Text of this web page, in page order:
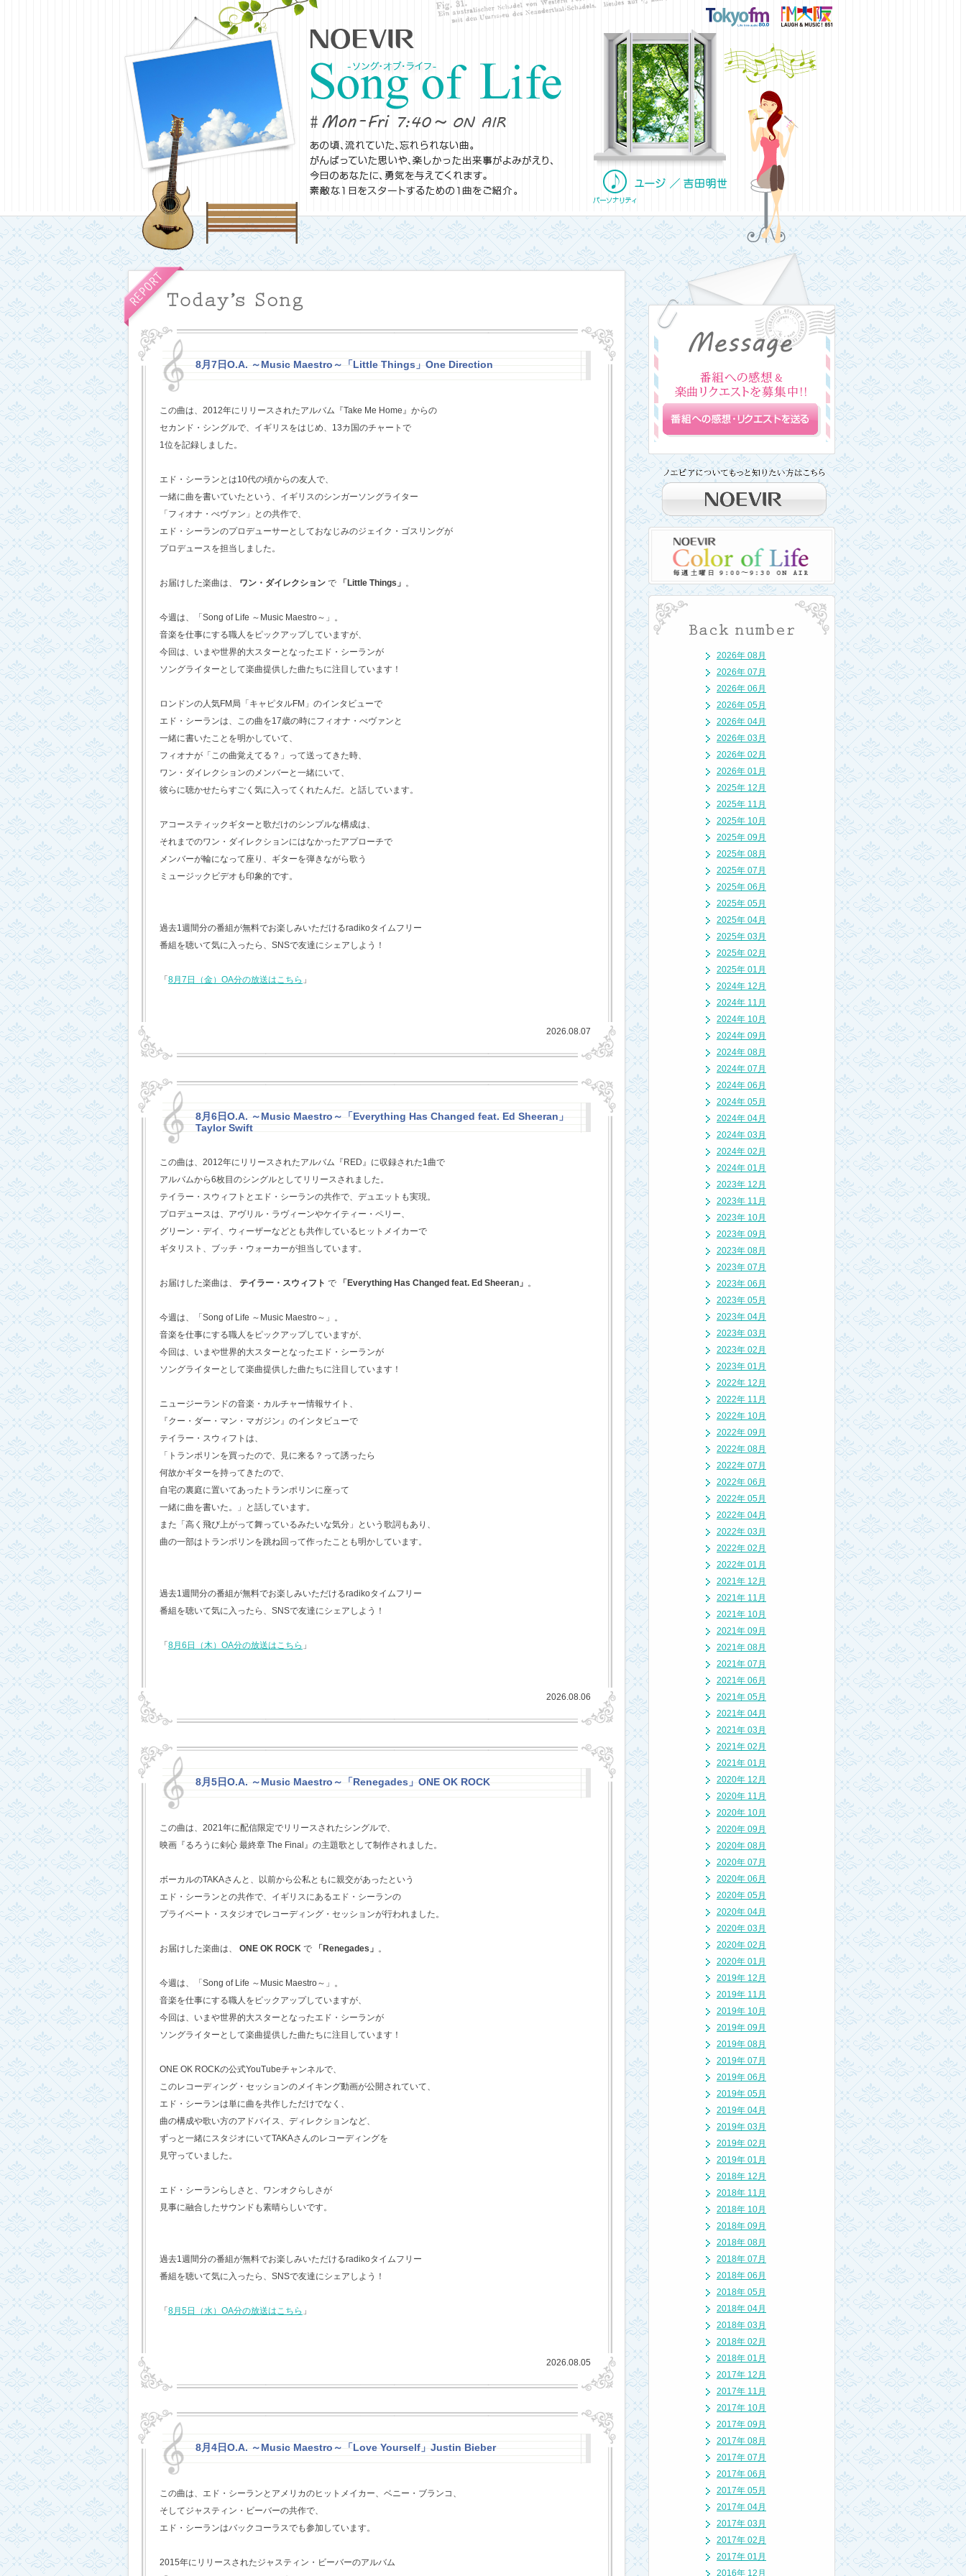
8月7日O.A. ～Music Maestro～「Little Things」One Direction
この曲は、2012年にリリースされたアルバム『Take Me Home』からの
セカンド・シングルで、イギリスをはじめ、13カ国のチャートで
1位を記録しました。
エド・シーランとは10代の頃からの友人で、
一緒に曲を書いていたという、イギリスのシンガーソングライター
「フィオナ・べヴァン」との共作で、
エド・シーランのプロデューサーとしておなじみのジェイク・ゴスリングが
プロデュースを担当しました。
お届けした楽曲は、 ワン・ダイレクション で 「Little Things」 。
今週は、「Song of Life ～Music Maestro～」。
音楽を仕事にする職人をピックアップしていますが、
今回は、いまや世界的大スターとなったエド・シーランが
ソングライターとして楽曲提供した曲たちに注目しています！
ロンドンの人気FM局「キャピタルFM」のインタビューで
エド・シーランは、この曲を17歳の時にフィオナ・べヴァンと
一緒に書いたことを明かしていて、
フィオナが「この曲覚えてる？」って送ってきた時、
ワン・ダイレクションのメンバーと一緒にいて、
彼らに聴かせたらすごく気に入ってくれたんだ。と話しています。
アコースティックギターと歌だけのシンプルな構成は、
それまでのワン・ダイレクションにはなかったアプローチで
メンバーが輪になって座り、ギターを弾きながら歌う
ミュージックビデオも印象的です。
過去1週間分の番組が無料でお楽しみいただけるradikoタイムフリー
番組を聴いて気に入ったら、SNSで友達にシェアしよう！
「 8月7日（金）OA分の放送はこちら 」
2026.08.07
8月6日O.A. ～Music Maestro～「Everything Has Changed feat. Ed Sheeran」
Taylor Swift
この曲は、2012年にリリースされたアルバム『RED』に収録された1曲で
アルバムから6枚目のシングルとしてリリースされました。
テイラー・スウィフトとエド・シーランの共作で、デュエットも実現。
プロデュースは、アヴリル・ラヴィーンやケイティー・ペリー、
グリーン・デイ、ウィーザーなどとも共作しているヒットメイカーで
ギタリスト、ブッチ・ウォーカーが担当しています。
お届けした楽曲は、 テイラー・スウィフト で 「Everything Has Changed feat. Ed Sheeran」 。
今週は、「Song of Life ～Music Maestro～」。
音楽を仕事にする職人をピックアップしていますが、
今回は、いまや世界的大スターとなったエド・シーランが
ソングライターとして楽曲提供した曲たちに注目しています！
ニュージーランドの音楽・カルチャー情報サイト、
『クー・ダー・マン・マガジン』のインタビューで
テイラー・スウィフトは、
「トランポリンを買ったので、見に来る？って誘ったら
何故かギターを持ってきたので、
自宅の裏庭に置いてあったトランポリンに座って
一緒に曲を書いた。」と話しています。
また「高く飛び上がって舞っているみたいな気分」という歌詞もあり、
曲の一部はトランポリンを跳ね回って作ったことも明かしています。
過去1週間分の番組が無料でお楽しみいただけるradikoタイムフリー
番組を聴いて気に入ったら、SNSで友達にシェアしよう！
「 8月6日（木）OA分の放送はこちら 」
2026.08.06
8月5日O.A. ～Music Maestro～「Renegades」ONE OK ROCK
この曲は、2021年に配信限定でリリースされたシングルで、
映画『るろうに剣心 最終章 The Final』の主題歌として制作されました。
ボーカルのTAKAさんと、以前から公私ともに親交があったという
エド・シーランとの共作で、イギリスにあるエド・シーランの
プライベート・スタジオでレコーディング・セッションが行われました。
お届けした楽曲は、 ONE OK ROCK で 「Renegades」 。
今週は、「Song of Life ～Music Maestro～」。
音楽を仕事にする職人をピックアップしていますが、
今回は、いまや世界的大スターとなったエド・シーランが
ソングライターとして楽曲提供した曲たちに注目しています！
ONE OK ROCKの公式YouTubeチャンネルで、
このレコーディング・セッションのメイキング動画が公開されていて、
エド・シーランは単に曲を共作しただけでなく、
曲の構成や歌い方のアドバイス、ディレクションなど、
ずっと一緒にスタジオにいてTAKAさんのレコーディングを
見守っていました。
エド・シーランらしさと、ワンオクらしさが
見事に融合したサウンドも素晴らしいです。
過去1週間分の番組が無料でお楽しみいただけるradikoタイムフリー
番組を聴いて気に入ったら、SNSで友達にシェアしよう！
「 8月5日（水）OA分の放送はこちら 」
2026.08.05
8月4日O.A. ～Music Maestro～「Love Yourself」Justin Bieber
この曲は、エド・シーランとアメリカのヒットメイカー、ベニー・ブランコ、
そしてジャスティン・ビーバーの共作で、
エド・シーランはバックコーラスでも参加しています。
2015年にリリースされたジャスティン・ビーバーのアルバム
2026年 08月
2026年 07月
2026年 06月
2026年 05月
2026年 04月
2026年 03月
2026年 02月
2026年 01月
2025年 12月
2025年 11月
2025年 10月
2025年 09月
2025年 08月
2025年 07月
2025年 06月
2025年 05月
2025年 04月
2025年 03月
2025年 02月
2025年 01月
2024年 12月
2024年 11月
2024年 10月
2024年 09月
2024年 08月
2024年 07月
2024年 06月
2024年 05月
2024年 04月
2024年 03月
2024年 02月
2024年 01月
2023年 12月
2023年 11月
2023年 10月
2023年 09月
2023年 08月
2023年 07月
2023年 06月
2023年 05月
2023年 04月
2023年 03月
2023年 02月
2023年 01月
2022年 12月
2022年 11月
2022年 10月
2022年 09月
2022年 08月
2022年 07月
2022年 06月
2022年 05月
2022年 04月
2022年 03月
2022年 02月
2022年 01月
2021年 12月
2021年 11月
2021年 10月
2021年 09月
2021年 08月
2021年 07月
2021年 06月
2021年 05月
2021年 04月
2021年 03月
2021年 02月
2021年 01月
2020年 12月
2020年 11月
2020年 10月
2020年 09月
2020年 08月
2020年 07月
2020年 06月
2020年 05月
2020年 04月
2020年 03月
2020年 02月
2020年 01月
2019年 12月
2019年 11月
2019年 10月
2019年 09月
2019年 08月
2019年 07月
2019年 06月
2019年 05月
2019年 04月
2019年 03月
2019年 02月
2019年 01月
2018年 12月
2018年 11月
2018年 10月
2018年 09月
2018年 08月
2018年 07月
2018年 06月
2018年 05月
2018年 04月
2018年 03月
2018年 02月
2018年 01月
2017年 12月
2017年 11月
2017年 10月
2017年 09月
2017年 08月
2017年 07月
2017年 06月
2017年 05月
2017年 04月
2017年 03月
2017年 02月
2017年 01月
2016年 12月